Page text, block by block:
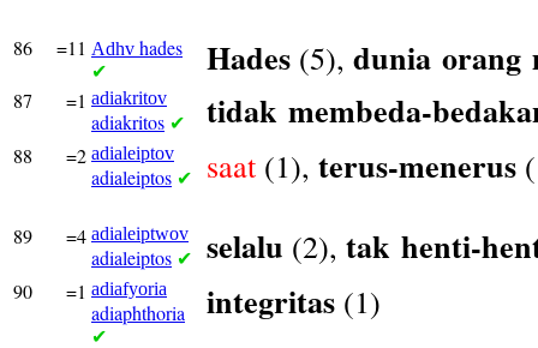
86 =11 Adhv hades
✔ Hades (5), dunia orang
87 =1 adiakritov
adiakritos ✔ tidak membeda-
88 =2 adialeiptov
adialeiptos ✔ saat (1), terus-menerus
89 =4 adialeiptwov
adialeiptos ✔ selalu (2), tak henti-
90 =1 adiafyoria
adiaphthoria
✔
integritas (1)